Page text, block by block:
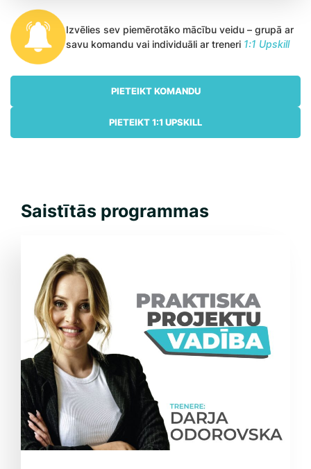
Izvēlies sev piemērotāko mācību veidu – grupā ar
savu komandu vai individuāli ar treneri 1:1 Upskill
PIETEIKT KOMANDU
PIETEIKT 1:1 UPSKILL
Saistītās programmas